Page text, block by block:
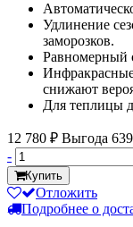
Удлинение
заморозков.
Равномерный
снижают
Для теплицы
12 780 ₽ Выгода
-
Купить
Отложить
Подробнее о